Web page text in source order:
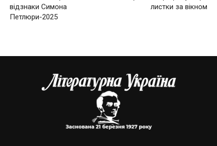
відзнаки Симона
Петлюри-2025
листки за вікном